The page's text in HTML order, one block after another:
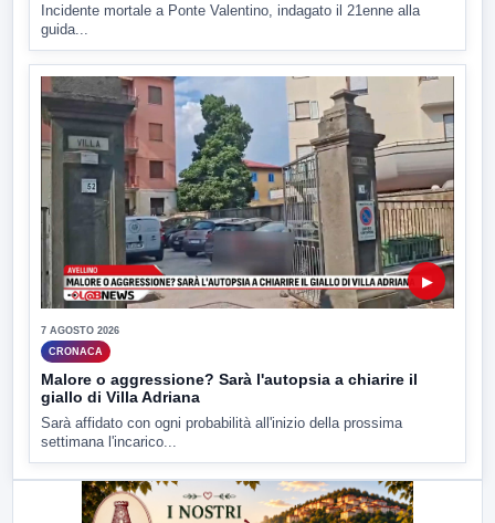
Incidente mortale a Ponte Valentino, indagato il 21enne alla
guida...
▶
7 AGOSTO 2026
CRONACA
Malore o aggressione? Sarà l'autopsia a chiarire il
giallo di Villa Adriana
Sarà affidato con ogni probabilità all'inizio della prossima
settimana l'incarico...